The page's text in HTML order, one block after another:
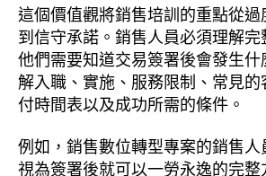
這個價值觀將銷售培訓的重點從
到信守承諾。銷售人員必須理解完
他們需要知道交易簽署後會發生什
解入職、實施、服務限制、常見
付時間表以及成功所需的條件。
例如，銷售數位轉型專案的銷售
視為簽署後就可以一勞永逸的完整